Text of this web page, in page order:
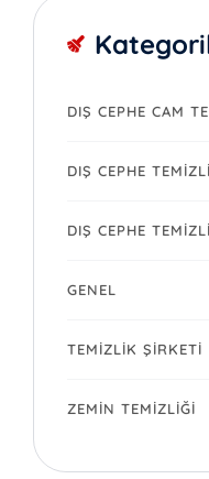
DIŞ CEPHE CAM
DIŞ CEPHE
DIŞ CEPHE
GENEL
TEMIZLIK ŞIRKETI
ZEMIN TEMIZLIĞI